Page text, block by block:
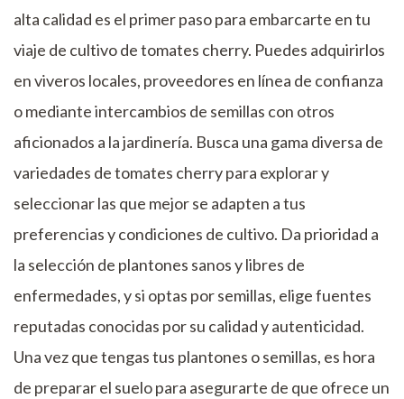
alta calidad es el primer paso para embarcarte en tu
viaje de cultivo de tomates cherry. Puedes adquirirlos
en viveros locales, proveedores en línea de confianza
o mediante intercambios de semillas con otros
aficionados a la jardinería. Busca una gama diversa de
variedades de tomates cherry para explorar y
seleccionar las que mejor se adapten a tus
preferencias y condiciones de cultivo. Da prioridad a
la selección de plantones sanos y libres de
enfermedades, y si optas por semillas, elige fuentes
reputadas conocidas por su calidad y autenticidad.
Una vez que tengas tus plantones o semillas, es hora
de preparar el suelo para asegurarte de que ofrece un